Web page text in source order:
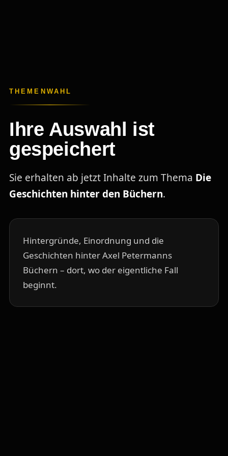
THEMENWAHL
Ihre Auswahl ist
gespeichert
Sie erhalten ab jetzt Inhalte zum Thema Die
Geschichten hinter den Büchern.
Hintergründe, Einordnung und die
Geschichten hinter Axel Petermanns
Büchern – dort, wo der eigentliche Fall
beginnt.